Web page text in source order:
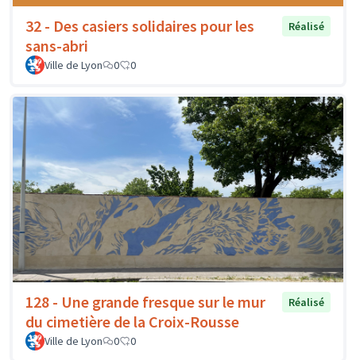
32 - Des casiers solidaires pour les
sans-abri
Réalisé
Ville de Lyon 0 0
128 - Une grande fresque sur le mur
du cimetière de la Croix-Rousse
Réalisé
Ville de Lyon 0 0